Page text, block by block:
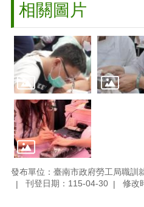
相關圖片
發布單位：臺南市政府勞工局職訓
刊登日期：115-04-30
修改